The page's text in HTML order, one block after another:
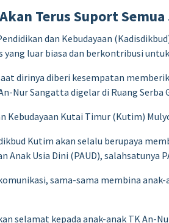
Terus Suport
dan Kebudayaan
yang luar biasa dan berkontribusi
dirinya diberi kesempatan
Nur Sangatta digelar di Ruang
Kebudayaan Kutai Timur (Kutim)
Kutim akan selalu berupaya
Anak Usia Dini (PAUD), salahsatunya
sama-sama membina
selamat kepada anak-anak TK An-